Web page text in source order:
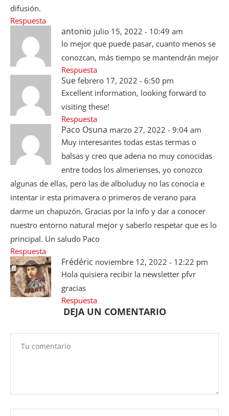
difusión.
Respuesta
antonio julio 15, 2022 - 10:49 am
lo mejor que puede pasar, cuanto menos se
conozcan, más tiempo se mantendrán mejor
Respuesta
Sue febrero 17, 2022 - 6:50 pm
Excellent information, looking forward to
visiting these!
Respuesta
Paco Osuna marzo 27, 2022 - 9:04 am
Muy interesantes todas estas termas o
balsas y creo que adena no muy conocidas
entre todos los almerienses, yo conozco
algunas de ellas, pero las de alboluduy no las conocía e
intentar ir esta primavera o primeros de verano para
darme un chapuzón. Gracias por la info y dar a conocer
nuestro entorno natural mejor y saberlo respetar que es lo
principal. Un saludo Paco
Respuesta
Frédéric noviembre 12, 2022 - 12:22 pm
Hola quisiera recibir la newsletter pfvr
gracias
Respuesta
DEJA UN COMENTARIO